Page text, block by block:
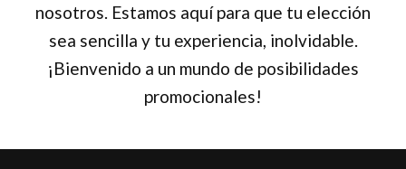
nosotros. Estamos aquí para que tu elección
sea sencilla y tu experiencia, inolvidable.
¡Bienvenido a un mundo de posibilidades
promocionales!